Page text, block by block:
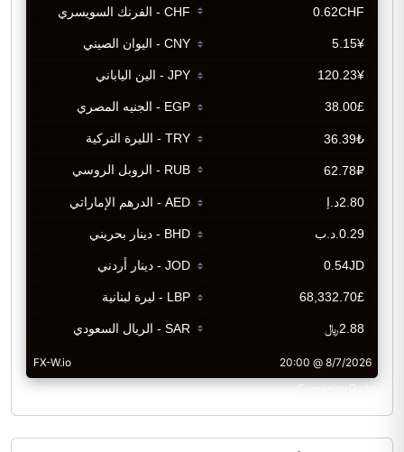
CurrencyRate